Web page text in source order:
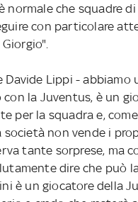
normale che squadre
con particolare
Davide Lippi - abbiamo
la Juventus, è un
per la squadra e,
società non vende i
tante sorprese, ma
dire che può
è un giocatore della